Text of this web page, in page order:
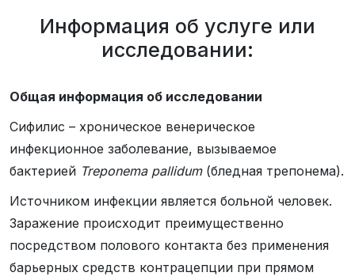
Информация об услуге или
исследовании:
Общая информация об исследовании
Сифилис – хроническое венерическое
инфекционное заболевание, вызываемое
бактерией Treponema pallidum(бледная трепонема).
Источником инфекции является больной человек.
Заражение происходит преимущественно
посредством полового контакта без применения
барьерных средств контрацепции при прямом